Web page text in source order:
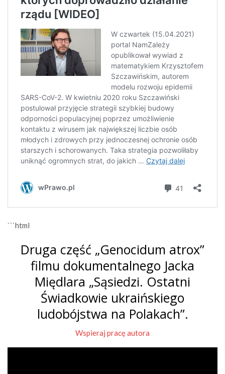
```html
Druga część „Genocidum atrox”
filmu dokumentalnego Jacka
Międlara „Sąsiedzi. Ostatni
Świadkowie ukraińskiego
ludobójstwa na Polakach”.
Wspieraj pracę autora